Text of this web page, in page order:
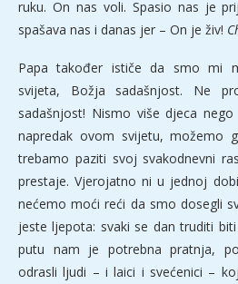
ruku. On nas voli. Spasio nas je
spašava nas i danas jer – On je živ!
Papa također ističe da smo mi
svijeta, Božja sadašnjost. Ne
sadašnjost! Nismo više djeca
napredak ovom svijetu, možemo
trebamo paziti svoj svakodnevni
prestaje. Vjerojatno ni u jednoj
nećemo moći reći da smo dosegli
jeste ljepota: svaki se dan truditi
putu nam je potrebna pratnja,
odrasli ljudi – i laici i svećenici –